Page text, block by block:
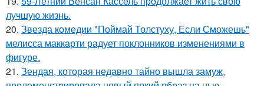
лучшую жизнь.
20. Звезда комедии "Поймай Толстуху, Если Сможешь"
мелисса маккарти радует поклонников изменениями в
фигуре.
21. Зендая, которая недавно тайно вышла замуж,